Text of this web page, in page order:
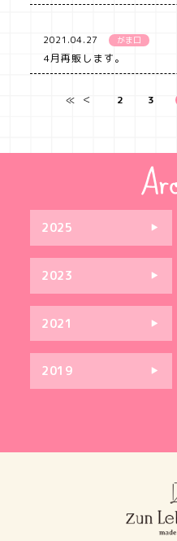
2021.04.27 がま口
4月再販します。
≪ ＜ 2 3
2025
2023
2021
2019